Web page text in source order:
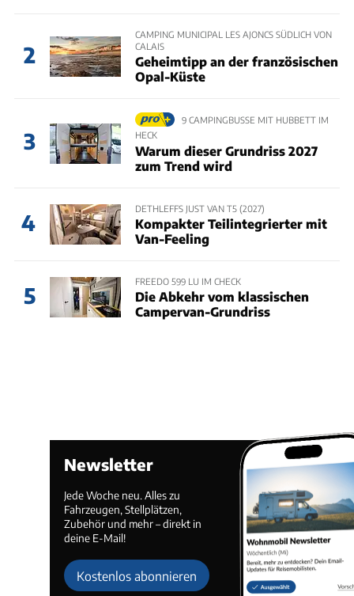
2
CAMPING MUNICIPAL LES AJONCS SÜDLICH VON
CALAIS
Geheimtipp an der französischen
Opal-Küste
3
9 CAMPINGBUSSE MIT HUBBETT IM
HECK
Warum dieser Grundriss 2027
zum Trend wird
4
DETHLEFFS JUST VAN T5 (2027)
Kompakter Teilintegrierter mit
Van-Feeling
5
FREEDO 599 LU IM CHECK
Die Abkehr vom klassischen
Campervan-Grundriss
Newsletter
Jede Woche neu. Alles zu
Fahrzeugen, Stellplätzen,
Zubehör und mehr – direkt in
deine E-Mail!
Kostenlos abonnieren